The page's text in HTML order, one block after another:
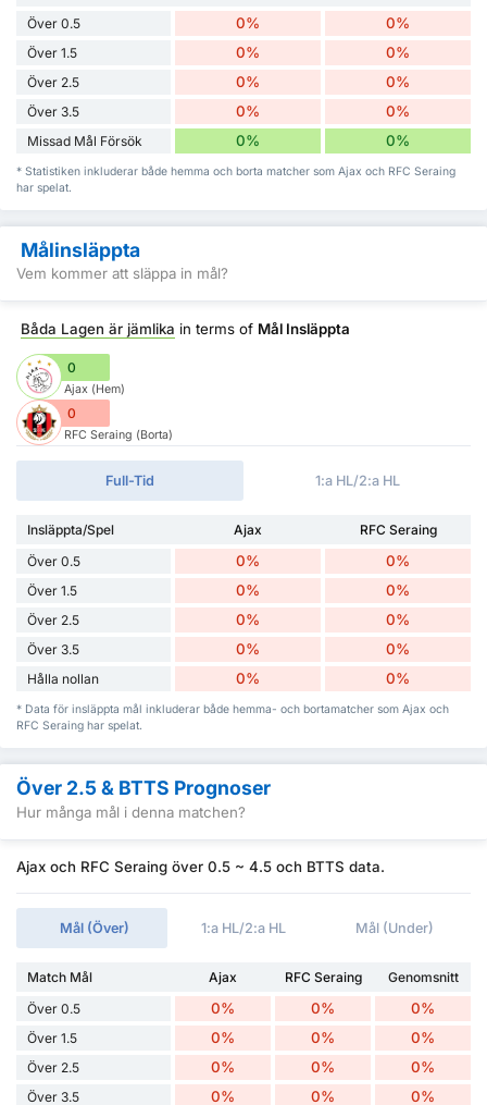
Över 0.5 0% 0%
Över 1.5 0% 0%
Över 2.5 0% 0%
Över 3.5 0% 0%
Missad Mål Försök 0% 0%
* Statistiken inkluderar både hemma och borta matcher som Ajax och RFC Seraing
har spelat.
Målinsläppta
Vem kommer att släppa in mål?
Båda Lagen är jämlika in terms of Mål Insläppta
0
Ajax (Hem)
0
RFC Seraing (Borta)
Full-Tid 1:a HL/2:a HL
Insläppta/Spel Ajax
RFC Seraing
Över 0.5
0% 0%
Över 1.5 0% 0%
Över 2.5 0% 0%
Över 3.5 0% 0%
Hålla nollan 0% 0%
* Data för insläppta mål inkluderar både hemma- och bortamatcher som Ajax och
RFC Seraing har spelat.
Över 2.5 & BTTS Prognoser
Hur många mål i denna matchen?
Ajax och RFC Seraing över 0.5 ~ 4.5 och BTTS data.
Mål (Över) 1:a HL/2:a HL Mål (Under)
Match Mål Ajax RFC Seraing
Genomsnitt
Över 0.5
0% 0% 0%
Över 1.5 0% 0% 0%
Över 2.5 0% 0% 0%
Över 3.5 0% 0% 0%